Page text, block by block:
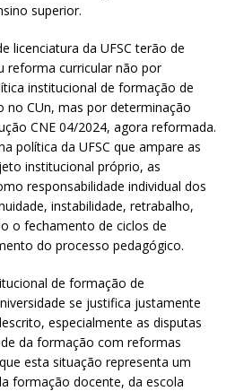
superior.
licenciatura da UFSC terão de
reforma curricular não por
institucional de formação de
no CUn, mas por determinação
CNE 04/2024, agora reformada.
política da UFSC que ampare as
institucional próprio, as
responsabilidade individual dos
instabilidade, retrabalho,
o fechamento de ciclos de
do processo pedagógico.
de formação de
se justifica justamente
especialmente as disputas
da formação com reformas
esta situação representa um
formação docente, da escola